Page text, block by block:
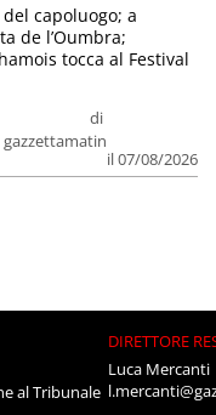
di
gazzettamatin
il 07/08/2026
capoluogo; a
de l’Oumbra;
tocca al Festival
al Tribunale
DIRETTORE
Luca Mercanti